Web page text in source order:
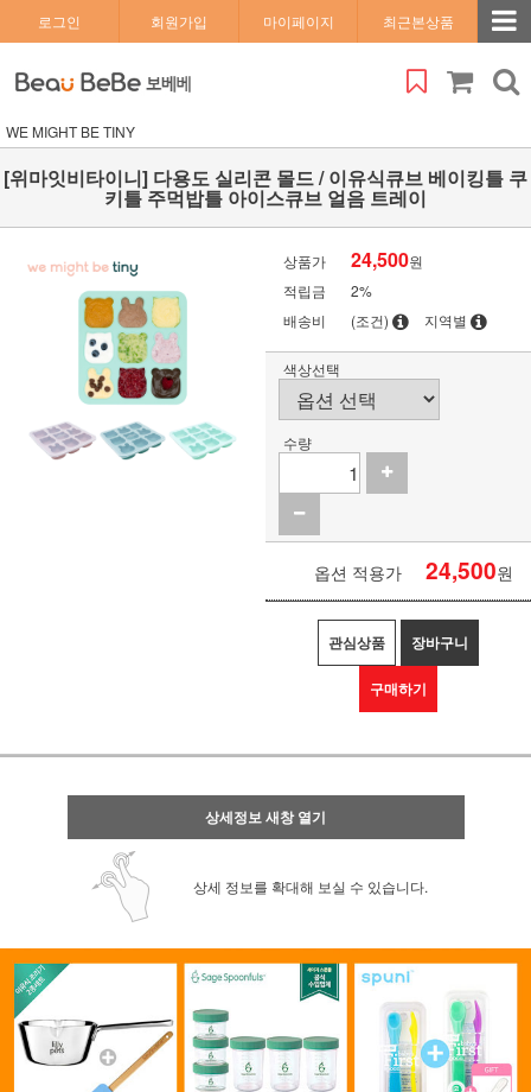
로그인 회원가입 마이페이지 최근본상품
WE MIGHT BE TINY
[위마잇비타이니] 다용도 실리콘 몰드 / 이유식큐브 베이킹틀 쿠
키틀 주먹밥틀 아이스큐브 얼음 트레이
상품가 24,500원
적립금
2%
배송비
(조건) 지역별
색상선택
수량
옵션 적용가 24,500원
관심상품 장바구니
구매하기
상세정보 새창 열기
상세 정보를 확대해 보실 수 있습니다.